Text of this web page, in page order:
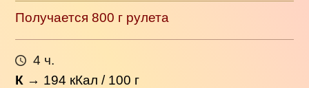
Получается 800 г рулета
4 ч.
К → 194 кКал / 100 г